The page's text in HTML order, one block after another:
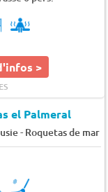
>
el Palmeral
- Roquetas de mar